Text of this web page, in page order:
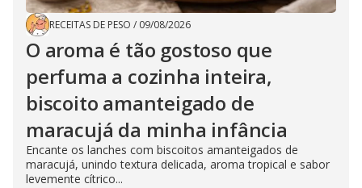
RECEITAS DE PESO / 09/08/2026
O aroma é tão gostoso que
perfuma a cozinha inteira,
biscoito amanteigado de
maracujá da minha infância
Encante os lanches com biscoitos amanteigados de
maracujá, unindo textura delicada, aroma tropical e sabor
levemente cítrico...